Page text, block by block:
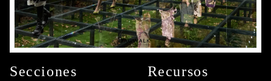
Secciones
Recursos